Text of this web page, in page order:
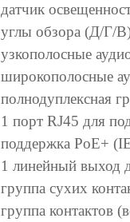
датчик
углы обзора (Д/Г/
узкополосные
широкополосные
полнодуплексная
1 порт RJ45 для
поддержка PoE+
1 линейный выход
группа сухих
группа контактов